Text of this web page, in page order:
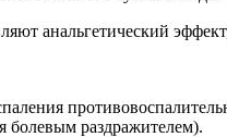
анальгетический
болевым раздражителем).